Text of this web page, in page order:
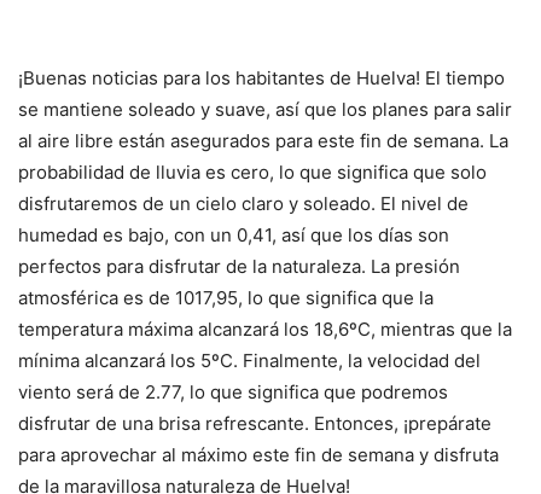
¡Buenas noticias para los habitantes de Huelva! El tiempo
se mantiene soleado y suave, así que los planes para salir
al aire libre están asegurados para este fin de semana. La
probabilidad de lluvia es cero, lo que significa que solo
disfrutaremos de un cielo claro y soleado. El nivel de
humedad es bajo, con un 0,41, así que los días son
perfectos para disfrutar de la naturaleza. La presión
atmosférica es de 1017,95, lo que significa que la
temperatura máxima alcanzará los 18,6ºC, mientras que la
mínima alcanzará los 5ºC. Finalmente, la velocidad del
viento será de 2.77, lo que significa que podremos
disfrutar de una brisa refrescante. Entonces, ¡prepárate
para aprovechar al máximo este fin de semana y disfruta
de la maravillosa naturaleza de Huelva!